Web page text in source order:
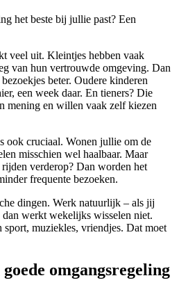
het beste bij jullie past? Een
veel uit. Kleintjes hebben vaak
van hun vertrouwde omgeving. Dan
beter. Oudere kinderen
een week daar. En tieners? Die
mening en willen vaak zelf kiezen
ook cruciaal. Wonen jullie om de
misschien wel haalbaar. Maar
verderop? Dan worden het
frequente bezoeken.
dingen. Werk natuurlijk – als jij
werkt wekelijks wisselen niet.
muziekles, vriendjes. Dat moet
omgangsregeling